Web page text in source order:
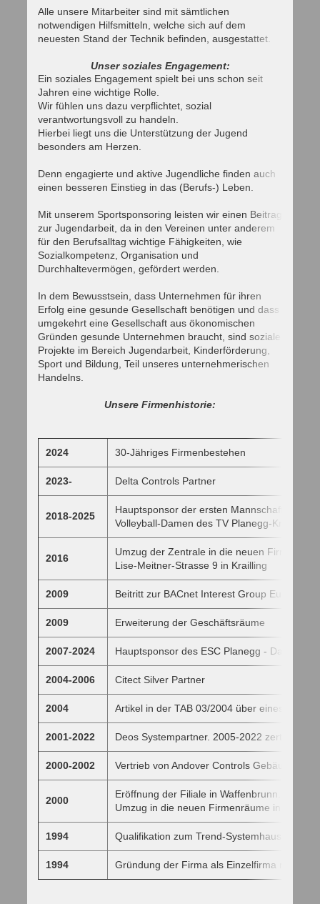
Alle unsere Mitarbeiter sind mit sämtlichen
notwendigen Hilfsmitteln, welche sich auf dem
neuesten Stand der Technik befinden, ausgestattet.
Unser soziales Engagement:
Ein soziales Engagement spielt bei uns schon seit
Jahren eine wichtige Rolle.
Wir fühlen uns dazu verpflichtet, sozial
verantwortungsvoll zu handeln.
Hierbei liegt uns die Unterstützung der Jugend
besonders am Herzen.
Denn engagierte und aktive Jugendliche finden auch
einen besseren Einstieg in das (Berufs-) Leben.
Mit unserem Sportsponsoring leisten wir einen Beitrag
zur Jugendarbeit, da in den Vereinen unter anderem
für den Berufsalltag wichtige Fähigkeiten, wie
Sozialkompetenz, Organisation und
Durchhaltevermögen, gefördert werden.
In dem Bewusstsein, dass Unternehmen für ihren
Erfolg eine gesunde Gesellschaft benötigen und dass
umgekehrt eine Gesellschaft aus ökonomischen
Gründen gesunde Unternehmen braucht, sind soziale
Projekte im Bereich Jugendarbeit, Kinderförderung,
Sport und Bildung, Teil unseres unternehmerischen
Handelns.
Unsere Firmenhistorie:
2024 30-Jähriges Firmenbestehen
2023- Delta Controls Partner
2018-2025
Hauptsponsor der ersten Mannschaft der
Volleyball-Damen des TV Planegg-Krailling -
2016
Umzug der Zentrale in die neuen
Lise-Meitner-Strasse 9 in Krailling
2009 Beitritt zur BACnet Interest Group Europe
2009 Erweiterung der Geschäftsräume
2007-2024 Hauptsponsor des ESC Planegg -
2004-2006 Citect Silver Partner
2004 Artikel in der TAB 03/2004 über eines
2001-2022 Deos Systempartner. 2005-2022
2000-2002 Vertrieb von Andover Controls
2000
Eröffnung der Filiale in Waffenbrunn.
Umzug in die neuen Firmenräume in der
1994 Qualifikation zum Trend-Systemhaus.
1994 Gründung der Firma als Einzelfirma mit Sitz